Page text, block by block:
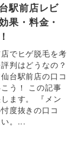
駅前店レビ
果・料金・
でヒゲ脱毛を考
判はどうなの？
台駅前店の口コ
う！ この記事
ます。 『メン
度抜きの口コ
。...